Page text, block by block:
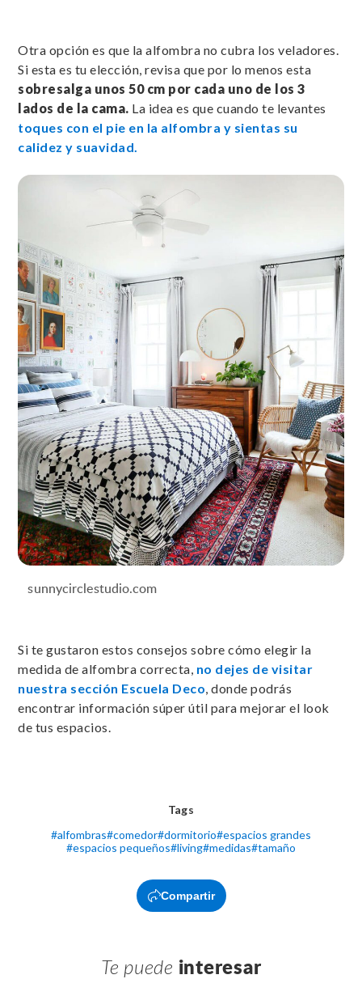
Otra opción es que la alfombra no cubra los veladores.
Si esta es tu elección, revisa que por lo menos esta
sobresalga unos 50 cm por cada uno de los 3
lados de la cama. La idea es que cuando te levantes
toques con el pie en la alfombra y sientas su
calidez y suavidad.
sunnycirclestudio.com
Si te gustaron estos consejos sobre cómo elegir la
medida de alfombra correcta, no dejes de visitar
nuestra sección Escuela Deco, donde podrás
encontrar información súper útil para mejorar el look
de tus espacios.
Tags
#alfombras#comedor#dormitorio#espacios grandes
#espacios pequeños#living#medidas#tamaño
Compartir
Te puede interesar